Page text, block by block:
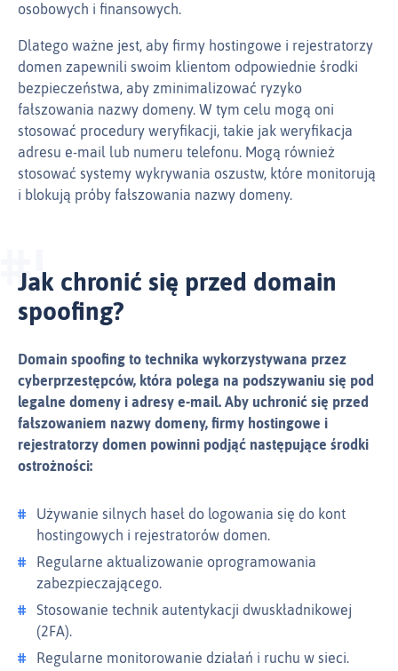
osobowych i finansowych.
Dlatego ważne jest, aby firmy hostingowe i rejestratorzy
domen zapewnili swoim klientom odpowiednie środki
bezpieczeństwa, aby zminimalizować ryzyko
fałszowania nazwy domeny. W tym celu mogą oni
stosować procedury weryfikacji, takie jak weryfikacja
adresu e‑mail lub numeru telefonu. Mogą również
stosować systemy wykrywania oszustw, które monitorują
i blokują próby fałszowania nazwy domeny.
Jak chronić się przed domain
spoofing?
Domain spoofing to technika wykorzystywana przez
cyberprzestępców, która polega na podszywaniu się pod
legalne domeny i adresy e‑mail. Aby uchronić się przed
fałszowaniem nazwy domeny, firmy hostingowe i
rejestratorzy domen powinni podjąć następujące środki
ostrożności:
Używanie silnych haseł do logowania się do kont
hostingowych i rejestratorów domen.
Regularne aktualizowanie oprogramowania
zabezpieczającego.
Stosowanie technik autentykacji dwuskładnikowej
(2FA).
Regularne monitorowanie działań i ruchu w sieci.